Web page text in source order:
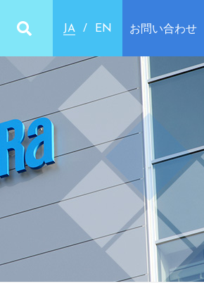
JA EN お問い合わせ